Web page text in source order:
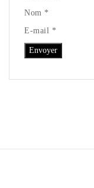
Nom *
E-mail *